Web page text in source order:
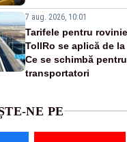
7 aug. 2026, 10:01
Tarifele pentru
TollRo se aplică de
Ce se schimbă
transportatori
NE PE